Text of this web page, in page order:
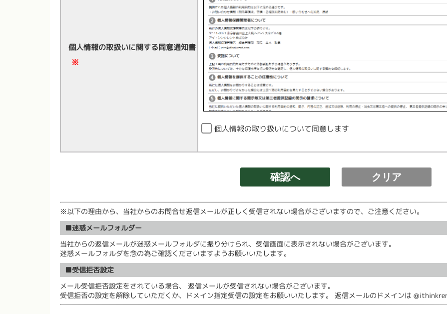
個人情報の取扱いに関する同意通知書
※
個人情報の取り扱いについて同意します
※以下の理由から、当社からのお問合せ返信メールが正しく受信されない場合がございますので、ご注意ください。
■迷惑メールフォルダー
当社からの返信メールが迷惑メールフォルダに振り分けられ、受信画面に表示されない場合がございます。
迷惑メールフォルダを念の為ご確認くださいますようお願いいたします。
■受信拒否設定
メール受信拒否設定をされている場合、 返信メールが受信されない場合がございます。
受信拒否の設定を解除していただくか、ドメイン指定受信の設定をお願いいたします。 返信メールのドメインは